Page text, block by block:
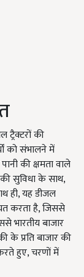
ट्रैक्टरों की
को संभालने में
की क्षमता वाले
सुविधा के साथ,
ही, यह डीजल
करता है, जिससे
भारतीय बाजार
के प्रति बाजार की
हुए, चरणों में